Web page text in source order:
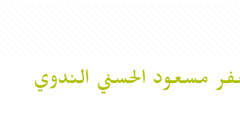
مسعود الحسني الندوي